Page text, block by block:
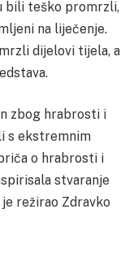
bili teško promrzli,
na liječenje.
dijelovi tijela, a
zbog hrabrosti i
s ekstremnim
o hrabrosti i
stvaranje
režirao Zdravko